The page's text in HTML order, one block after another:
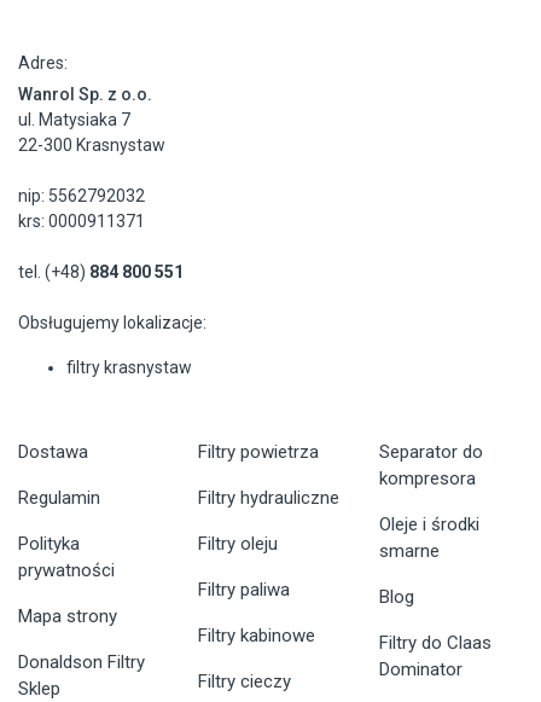
Adres:
Wanrol Sp. z o.o.
ul. Matysiaka 7
22-300 Krasnystaw
nip: 5562792032
krs: 0000911371
tel. (+48) 884 800 551
Obsługujemy lokalizacje:
filtry krasnystaw
Dostawa
Regulamin
Polityka
prywatności
Mapa strony
Donaldson Filtry
Sklep
Filtry powietrza
Filtry hydrauliczne
Filtry oleju
Filtry paliwa
Filtry kabinowe
Filtry cieczy
Separator do
kompresora
Oleje i środki
smarne
Blog
Filtry do Claas
Dominator